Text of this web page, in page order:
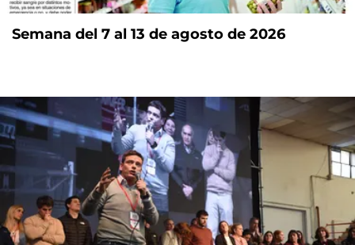
Semana del 7 al 13 de agosto de 2026